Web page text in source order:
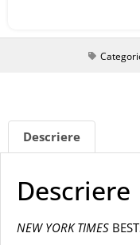
Descriere
Descriere
NEW YORK TIMES